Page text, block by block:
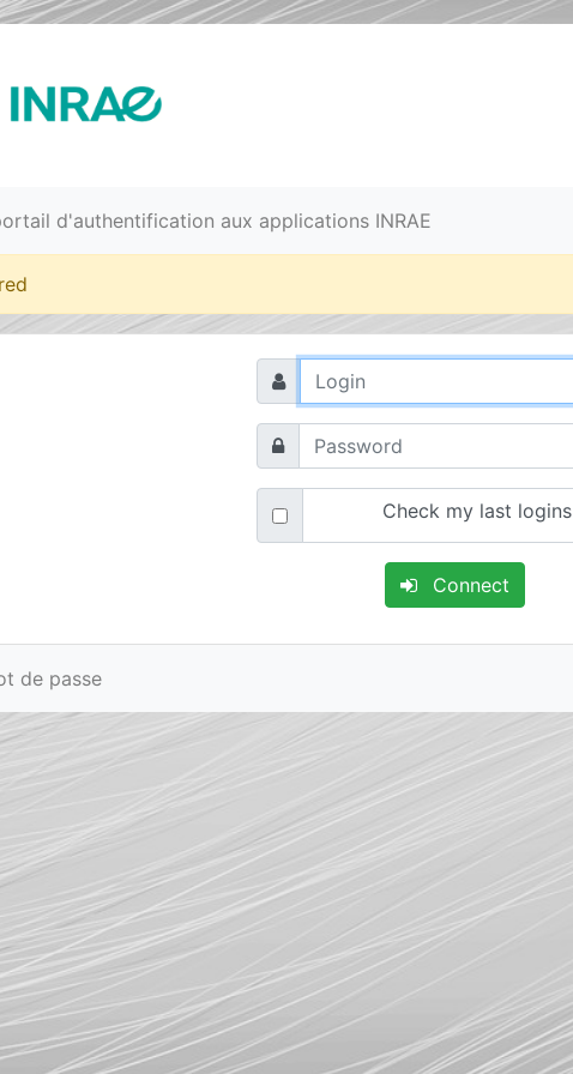
d'authentification aux applications INRAE
Check my last logins
Connect
de passe